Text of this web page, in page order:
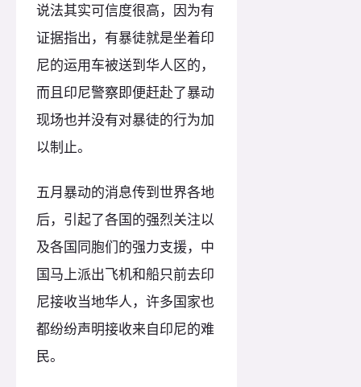
说法其实可信度很高，因为有
证据指出，有暴徒就是坐着印
尼的运用车被送到华人区的，
而且印尼警察即便赶赴了暴动
现场也并没有对暴徒的行为加
以制止。
五月暴动的消息传到世界各地
后，引起了各国的强烈关注以
及各国同胞们的强力支援，中
国马上派出飞机和船只前去印
尼接收当地华人，许多国家也
都纷纷声明接收来自印尼的难
民。